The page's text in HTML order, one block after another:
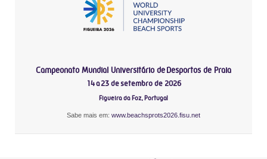
Campeonato Mundial Universitário de Desportos de Praia
14 a 23 de setembro de 2026
Figueira da Foz, Portugal
Sabe mais em: www.beachsprots2026.fisu.net